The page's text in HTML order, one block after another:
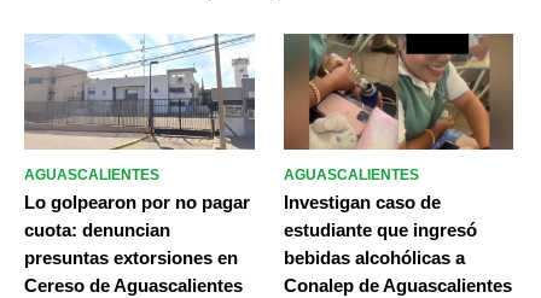
AGUASCALIENTES
Lo golpearon por no pagar
cuota: denuncian
presuntas extorsiones en
Cereso de Aguascalientes
AGUASCALIENTES
Investigan caso de
estudiante que ingresó
bebidas alcohólicas a
Conalep de Aguascalientes